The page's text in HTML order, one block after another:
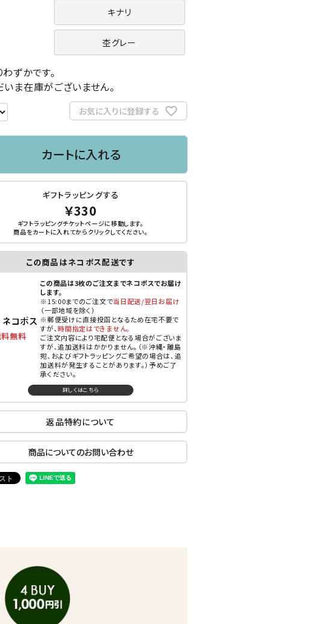
キナリ
杢グレー
ずかです。
いま在庫がございません。
お気に入りに登録する
カートに入れる
ギフトラッピングする
￥330
ギフトラッピングチケットページに移動します。
商品をカートに入れてから クリックしてください。
この商品はネコポス配送です
無料
この商品は3枚のご注文までネコポスでお届け
します。
※15:00までのご注文で当日配送/翌日お届け
（一部地域を除く）
※郵便受けに直接投函となるため在宅不要で
すが、時間指定はできません。
ご注文内容により宅配便となる場合がございま
すが、追加送料はかかりません。（※沖縄・離島
宛、およびギフトラッピングご希望の場合は、追
加送料が発生することがあります。）予めご了
承ください。
詳しくはこちら
返品特約について
商品についてのお問い合わせ